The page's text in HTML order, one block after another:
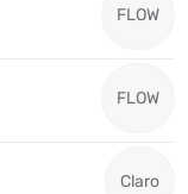
FLOW
FLOW
Claro